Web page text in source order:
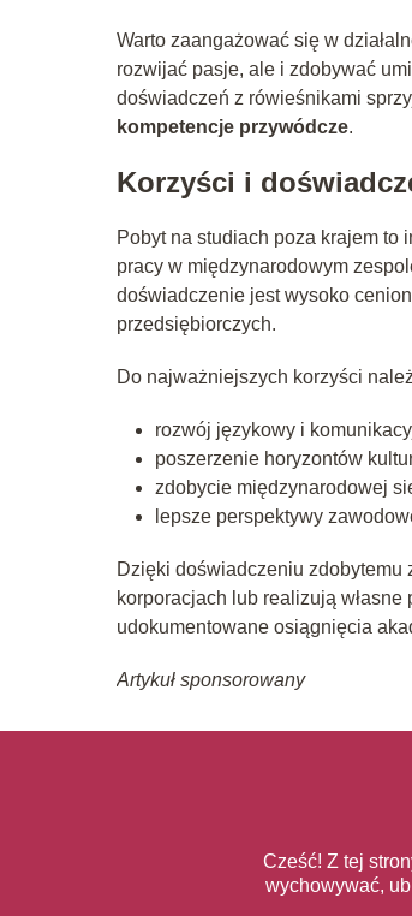
Warto zaangażować się w
rozwijać pasje, ale i zdobywać
doświadczeń z rówieśnikami
kompetencje przywódcze.
Korzyści i
Pobyt na studiach poza krajem to
pracy w międzynarodowym
doświadczenie jest wysoko
przedsiębiorczych.
Do najważniejszych korzyści
rozwój językowy i
poszerzenie horyzontów
zdobycie międzynarodowej
lepsze perspektywy
Dzięki doświadczeniu zdobytemu
korporacjach lub realizują
udokumentowane osiągnięcia
Artykuł sponsorowany
Cześć! Z tej
wychowywać,